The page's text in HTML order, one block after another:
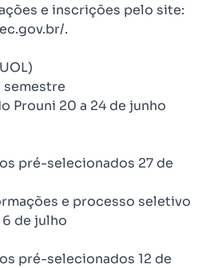
e inscrições pelo site:
.
semestre
Prouni 20 a 24 de junho
pré-selecionados 27 de
e processo seletivo
de julho
pré-selecionados 12 de